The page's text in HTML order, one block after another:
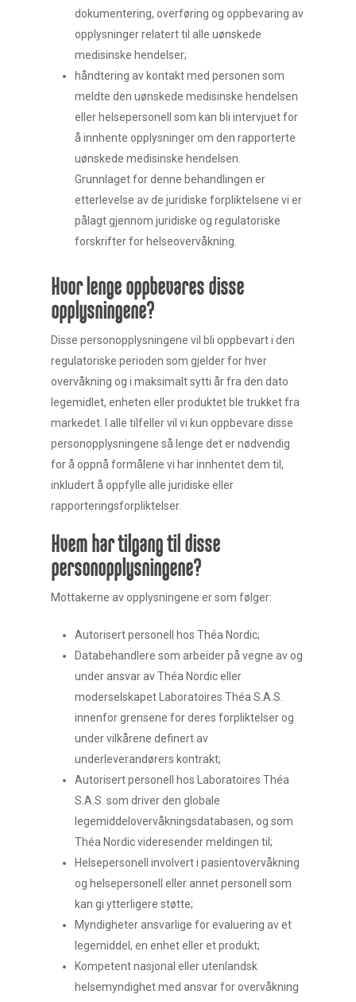
dokumentering, overføring og oppbevaring av
opplysninger relatert til alle uønskede
medisinske hendelser;
håndtering av kontakt med personen som
meldte den uønskede medisinske hendelsen
eller helsepersonell som kan bli intervjuet for
å innhente opplysninger om den rapporterte
uønskede medisinske hendelsen.
Grunnlaget for denne behandlingen er
etterlevelse av de juridiske forpliktelsene vi er
pålagt gjennom juridiske og regulatoriske
forskrifter for helseovervåkning.
Hvor lenge oppbevares disse
opplysningene?
Disse personopplysningene vil bli oppbevart i den
regulatoriske perioden som gjelder for hver
overvåkning og i maksimalt sytti år fra den dato
legemidlet, enheten eller produktet ble trukket fra
markedet. I alle tilfeller vil vi kun oppbevare disse
personopplysningene så lenge det er nødvendig
for å oppnå formålene vi har innhentet dem til,
inkludert å oppfylle alle juridiske eller
rapporteringsforpliktelser.
Hvem har tilgang til disse
personopplysningene?
Mottakerne av opplysningene er som følger:
Autorisert personell hos Théa Nordic;
Databehandlere som arbeider på vegne av og
under ansvar av Théa Nordic eller
moderselskapet Laboratoires Théa S.A.S.
innenfor grensene for deres forpliktelser og
under vilkårene definert av
underleverandørers kontrakt;
Autorisert personell hos Laboratoires Théa
S.A.S. som driver den globale
legemiddelovervåkningsdatabasen, og som
Théa Nordic videresender meldingen til;
Helsepersonell involvert i pasientovervåkning
og helsepersonell eller annet personell som
kan gi ytterligere støtte;
Myndigheter ansvarlige for evaluering av et
legemiddel, en enhet eller et produkt;
Kompetent nasjonal eller utenlandsk
helsemyndighet med ansvar for overvåkning
Thealoz Duo
Thealoz Duo Gel
Tørre og sensitive øyne